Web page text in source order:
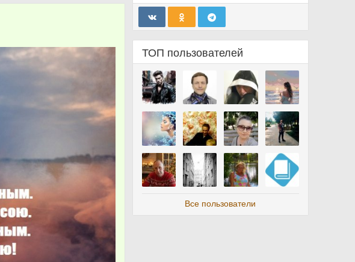
ТОП пользователей
Все пользователи